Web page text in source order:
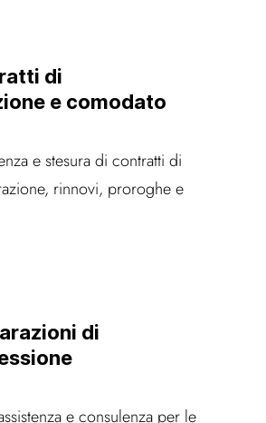
di
e comodato
e stesura di contratti di
rinnovi, proroghe e
di
e consulenza per le